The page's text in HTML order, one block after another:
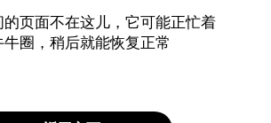
页面不在这儿，它可能正忙着
牛圈，稍后就能恢复正常